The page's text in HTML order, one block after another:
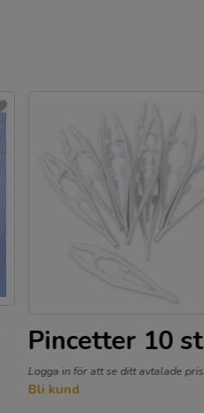
Pincetter 10 st
Logga in för att se ditt avtalade pris
Bli kund